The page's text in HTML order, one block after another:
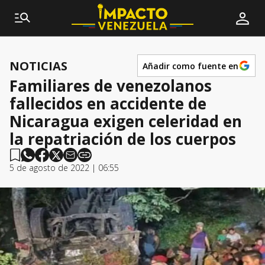
NOTICIAS Añadir como fuente en
Familiares de venezolanos
fallecidos en accidente de
Nicaragua exigen celeridad en
la repatriación de los cuerpos
5 de agosto de 2022 | 06:55